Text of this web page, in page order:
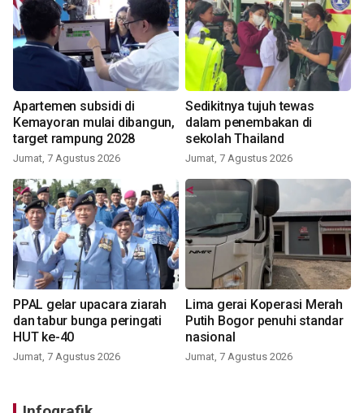
Apartemen subsidi di
Kemayoran mulai dibangun,
target rampung 2028
Jumat, 7 Agustus 2026
Sedikitnya tujuh tewas
dalam penembakan di
sekolah Thailand
Jumat, 7 Agustus 2026
PPAL gelar upacara ziarah
dan tabur bunga peringati
HUT ke-40
Jumat, 7 Agustus 2026
Lima gerai Koperasi Merah
Putih Bogor penuhi standar
nasional
Jumat, 7 Agustus 2026